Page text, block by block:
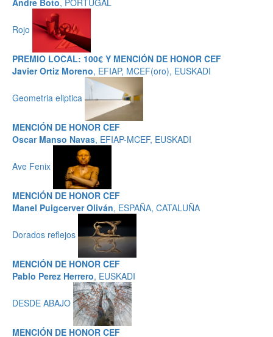
Andre Boto, PORTUGAL
Rojo
PREMIO LOCAL: 100€ Y MENCIÓN DE HONOR CEF
Javier Ortiz Moreno, EFIAP, MCEF(oro), EUSKADI
Geometria eliptica
MENCIÓN DE HONOR CEF
Oscar Manso Navas, EFIAP-MCEF, EUSKADI
Ave Fenix
MENCIÓN DE HONOR CEF
Manel Puigcerver Oliván, ESPAÑA, CATALUÑA
Dorados reflejos
MENCIÓN DE HONOR CEF
Pablo Perez Herrero, EUSKADI
DESDE ABAJO
MENCIÓN DE HONOR CEF